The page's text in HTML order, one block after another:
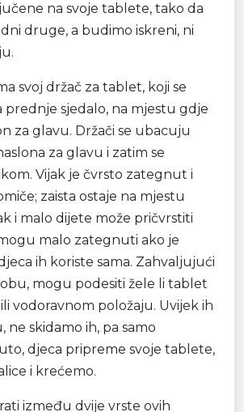
na svoje tablete, tako da
druge, a budimo iskreni, ni
svoj držač za tablet, koji se
prednje sjedalo, na mjestu gdje
za glavu. Držači se ubacuju
za glavu i zatim se
Vijak je čvrsto zategnut i
zaista ostaje na mjestu
i malo dijete može pričvrstiti
malo zategnuti ako je
ih koriste sama. Zahvaljujući
mogu podesiti žele li tablet
vodoravnom položaju. Uvijek ih
ne skidamo ih, pa samo
djeca pripreme svoje tablete,
i krećemo.
između dvije vrste ovih